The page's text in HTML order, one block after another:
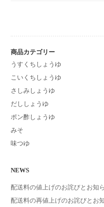
商品カテゴリー
うすくちしょうゆ
こいくちしょうゆ
さしみしょうゆ
だししょうゆ
ポン酢しょうゆ
みそ
味つゆ
NEWS
配送料の値上げのお詫びとお知
配送料の再値上げのお詫びとお